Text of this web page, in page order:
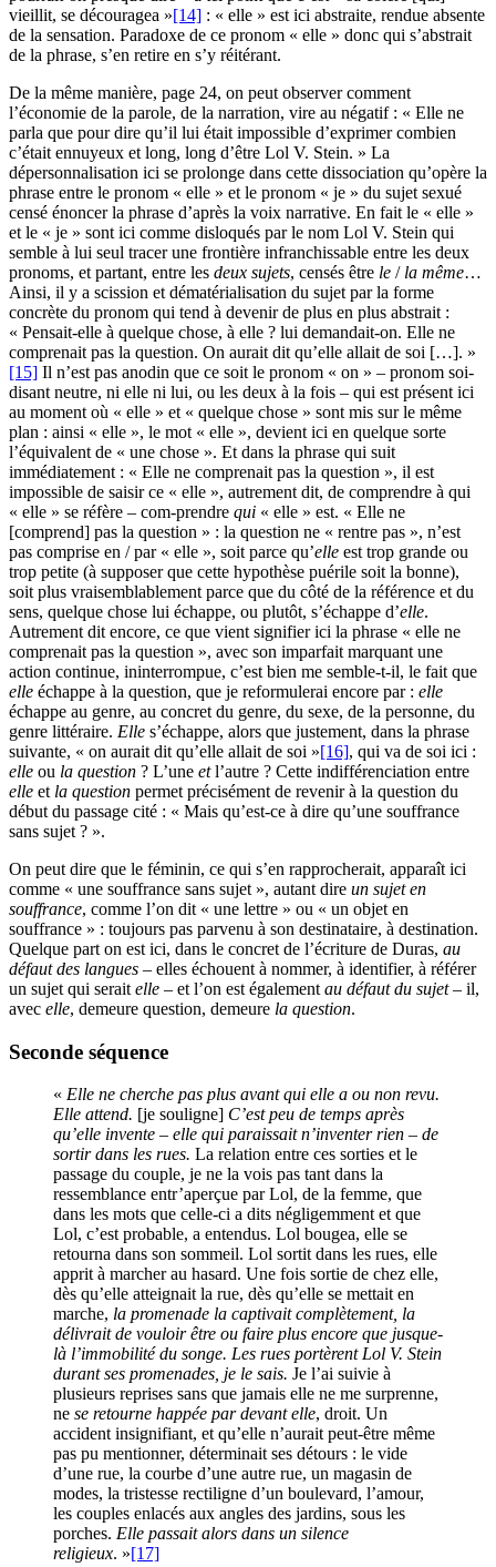
vieillit, se découragea »[14] : « elle » est ici abstraite, rendue absente
de la sensation. Paradoxe de ce pronom « elle » donc qui s’abstrait
de la phrase, s’en retire en s’y réitérant.
De la même manière, page 24, on peut observer comment
l’économie de la parole, de la narration, vire au négatif : « Elle ne
parla que pour dire qu’il lui était impossible d’exprimer combien
c’était ennuyeux et long, long d’être Lol V. Stein. » La
dépersonnalisation ici se prolonge dans cette dissociation qu’opère la
phrase entre le pronom « elle » et le pronom « je » du sujet sexué
censé énoncer la phrase d’après la voix narrative. En fait le « elle »
et le « je » sont ici comme disloqués par le nom Lol V. Stein qui
semble à lui seul tracer une frontière infranchissable entre les deux
pronoms, et partant, entre les deux sujets, censés être le / la même…
Ainsi, il y a scission et dématérialisation du sujet par la forme
concrète du pronom qui tend à devenir de plus en plus abstrait :
« Pensait-elle à quelque chose, à elle ? lui demandait-on. Elle ne
comprenait pas la question. On aurait dit qu’elle allait de soi […]. »
[15] Il n’est pas anodin que ce soit le pronom « on » – pronom soi-
disant neutre, ni elle ni lui, ou les deux à la fois – qui est présent ici
au moment où « elle » et « quelque chose » sont mis sur le même
plan : ainsi « elle », le mot « elle », devient ici en quelque sorte
l’équivalent de « une chose ». Et dans la phrase qui suit
immédiatement : « Elle ne comprenait pas la question », il est
impossible de saisir ce « elle », autrement dit, de comprendre à qui
« elle » se réfère – com-prendre qui « elle » est. « Elle ne
[comprend] pas la question » : la question ne « rentre pas », n’est
pas comprise en / par « elle », soit parce qu’elle est trop grande ou
trop petite (à supposer que cette hypothèse puérile soit la bonne),
soit plus vraisemblablement parce que du côté de la référence et du
sens, quelque chose lui échappe, ou plutôt, s’échappe d’elle.
Autrement dit encore, ce que vient signifier ici la phrase « elle ne
comprenait pas la question », avec son imparfait marquant une
action continue, ininterrompue, c’est bien me semble-t-il, le fait que
elle échappe à la question, que je reformulerai encore par : elle
échappe au genre, au concret du genre, du sexe, de la personne, du
genre littéraire. Elle s’échappe, alors que justement, dans la phrase
suivante, « on aurait dit qu’elle allait de soi »[16], qui va de soi ici :
elle ou la question ? L’une etl’autre ? Cette indifférenciation entre
elle et la question permet précisément de revenir à la question du
début du passage cité : « Mais qu’est-ce à dire qu’une souffrance
sans sujet ? ».
On peut dire que le féminin, ce qui s’en rapprocherait, apparaît ici
comme « une souffrance sans sujet », autant dire un sujet en
souffrance, comme l’on dit « une lettre » ou « un objet en
souffrance » : toujours pas parvenu à son destinataire, à destination.
Quelque part on est ici, dans le concret de l’écriture de Duras, au
défaut des langues – elles échouent à nommer, à identifier, à référer
un sujet qui serait elle – et l’on est également au défaut du sujet– il,
avec elle, demeure question, demeure la question.
Seconde séquence
« Elle ne cherche pas plus avant qui elle a ou non revu.
Elle attend. [je souligne] C’est peu de temps après
qu’elle invente – elle qui paraissait n’inventer rien – de
sortir dans les rues. La relation entre ces sorties et le
passage du couple, je ne la vois pas tant dans la
ressemblance entr’aperçue par Lol, de la femme, que
dans les mots que celle-ci a dits négligemment et que
Lol, c’est probable, a entendus. Lol bougea, elle se
retourna dans son sommeil. Lol sortit dans les rues, elle
apprit à marcher au hasard. Une fois sortie de chez elle,
dès qu’elle atteignait la rue, dès qu’elle se mettait en
marche, la promenade la captivait complètement, la
délivrait de vouloir être ou faire plus encore que jusque-
là l’immobilité du songe. Les rues portèrent Lol V. Stein
durant ses promenades, je le sais. Je l’ai suivie à
plusieurs reprises sans que jamais elle ne me surprenne,
ne se retourne happée par devant elle, droit. Un
accident insignifiant, et qu’elle n’aurait peut-être même
pas pu mentionner, déterminait ses détours : le vide
d’une rue, la courbe d’une autre rue, un magasin de
modes, la tristesse rectiligne d’un boulevard, l’amour,
les couples enlacés aux angles des jardins, sous les
porches. Elle passait alors dans un silence
religieux. »[17]